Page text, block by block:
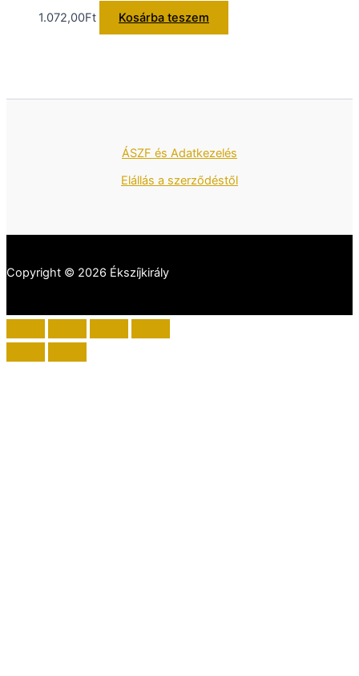
1.072,00Ft Kosárba teszem
ÁSZF és Adatkezelés
Elállás a szerződéstől
Copyright © 2026 Ékszíjkirály